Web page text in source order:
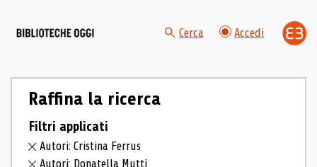
Cerca Accedi
Raffina la ricerca
Filtri applicati
Autori: Cristina Ferrus
Autori: Donatella Mutti